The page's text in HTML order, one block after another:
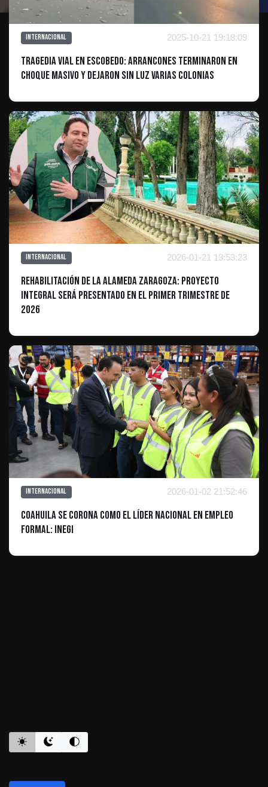
Internacional 2025-10-21 19:18:09
Tragedia Vial en Escobedo: Arrancones Terminaron en
Choque Masivo y Dejaron Sin Luz Varias Colonias
Internacional 2026-01-21 13:53:23
Rehabilitación de la Alameda Zaragoza: Proyecto
integral será presentado en el primer trimestre de
2026
Internacional 2026-01-02 21:52:46
Coahuila se corona como el líder nacional en empleo
formal: Inegi